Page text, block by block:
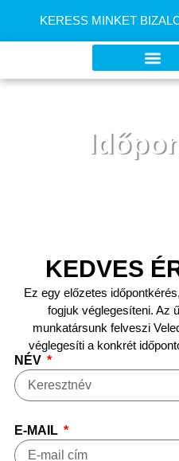
KERESS MINKET
KEDVES
Ez egy előzetes
fogjuk véglegesíteni. Az
munkatársunk felveszi
véglegesíti a konkrét
NÉV
E-MAIL